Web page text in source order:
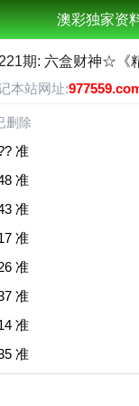
澳彩独家资
221期: 六盒财神☆《
本站网址:
删除
准
准
准
准
准
准
准
准